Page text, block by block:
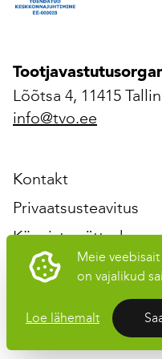
Lõõtsa 4, 11415
info@tvo.ee
Kontakt
Privaatsusteavitus
Küpsiste sätted
kaitstud
Meie
on vajalikud
Loe lähemalt